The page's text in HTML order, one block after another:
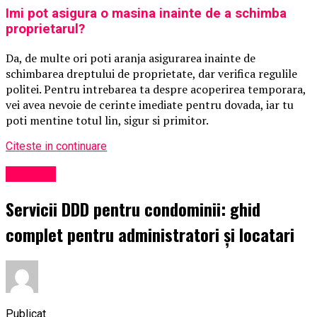
Imi pot asigura o masina inainte de a schimba
proprietarul?
Da, de multe ori poti aranja asigurarea inainte de
schimbarea dreptului de proprietate, dar verifica regulile
politei. Pentru intrebarea ta despre acoperirea temporara,
vei avea nevoie de cerinte imediate pentru dovada, iar tu
poti mentine totul lin, sigur si primitor.
Citeste in continuare
Servicii DDD pentru condominii: ghid
complet pentru administratori și locatari
Publicat